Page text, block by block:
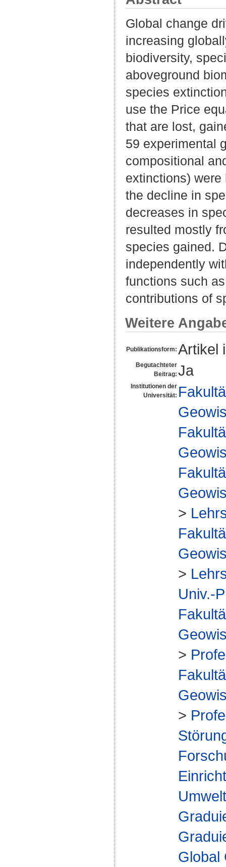
Global change
increasing
biodiversity,
aboveground
species
use the Price
that are lost,
59 experimental
compositional
extinctions)
the decline in
decreases in
resulted mostly
species gained.
independently
functions such
contributions of
Weitere
Publikationsform: Artikel
Begutachteter
Beitrag: Ja
Institutionen der
Universität:
>
>
Univ.-
>
>
Global